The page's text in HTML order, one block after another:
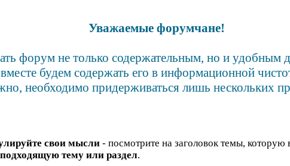
Уважаемые форумчане!
форум не только содержательным, но и удобным
будем содержать его в информационной
необходимо придерживаться лишь нескольких
свои мысли - посмотрите на заголовок темы,
подходящую тему или раздел.